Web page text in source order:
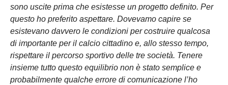
sono uscite prima che esistesse un progetto definito. Per
questo ho preferito aspettare. Dovevamo capire se
esistevano davvero le condizioni per costruire qualcosa
di importante per il calcio cittadino e, allo stesso tempo,
rispettare il percorso sportivo delle tre società. Tenere
insieme tutto questo equilibrio non è stato semplice e
probabilmente qualche errore di comunicazione l’ho